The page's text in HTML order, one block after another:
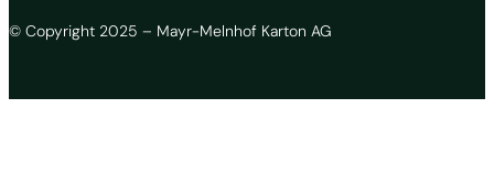
© Copyright 2025 – Mayr-Melnhof Karton AG